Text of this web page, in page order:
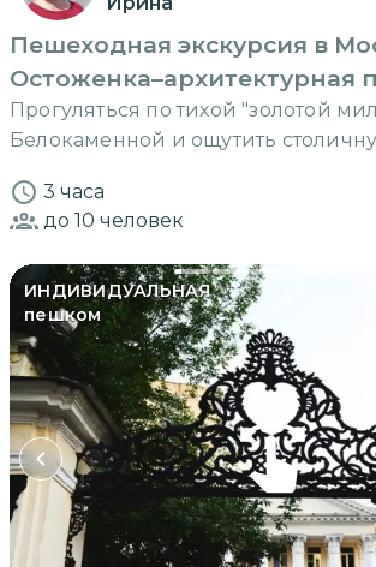
Пешеходная экскурсия в
Остоженка–архитектурная
Прогуляться по тихой "золотой
Белокаменной и ощутить
3 часа
до 10 человек
ИНДИВИДУАЛЬНАЯ
пешком